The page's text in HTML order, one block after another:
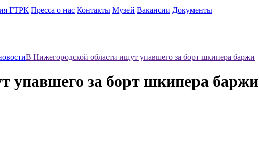
ГТРК Пресса о нас Контакты Музей Вакансии Документы
В Нижегородской области ищут упавшего за борт шкипера баржи
упавшего за борт шкипера баржи